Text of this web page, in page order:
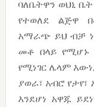
ባለቤትዋን ወህኒ
የተወለደ ልጅዋ
አማራጭ ይህ ብቻ
መቶ በላይ የሚሆኑ
የሚነገር ሌላም
ያወራ፣ አብሮ
እንደሆነ አዋጁ